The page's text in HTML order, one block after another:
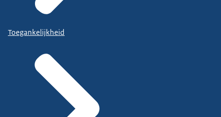
Toegankelijkheid